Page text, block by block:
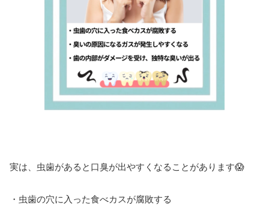
実は、虫歯があると口臭が出やすくなることがあります😱
・虫歯の穴に入った食べカスが腐敗する